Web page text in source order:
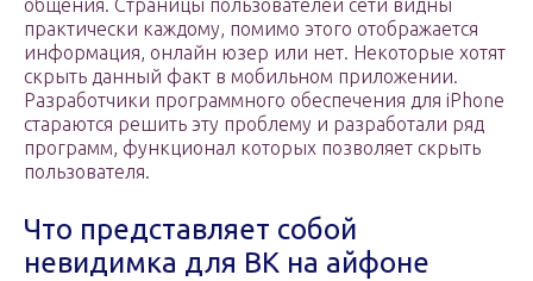
общения. Страницы пользователей сети видны
практически каждому, помимо этого отображается
информация, онлайн юзер или нет. Некоторые хотят
скрыть данный факт в мобильном приложении.
Разработчики программного обеспечения для iPhone
стараются решить эту проблему и разработали ряд
программ, функционал которых позволяет скрыть
пользователя.
Что представляет собой
невидимка для ВК на айфоне